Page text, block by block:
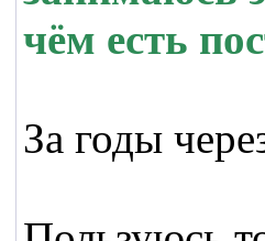
чём есть
За годы